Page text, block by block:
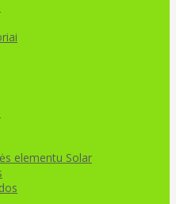
elementu Solar